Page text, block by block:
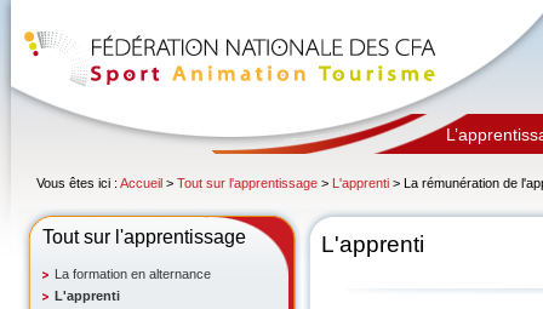
Vous êtes ici : Accueil > Tout sur l'apprentissage > L'apprenti > La rémunération de
Tout sur l'apprentissage
La formation en alternance
L'apprenti
L'apprenti